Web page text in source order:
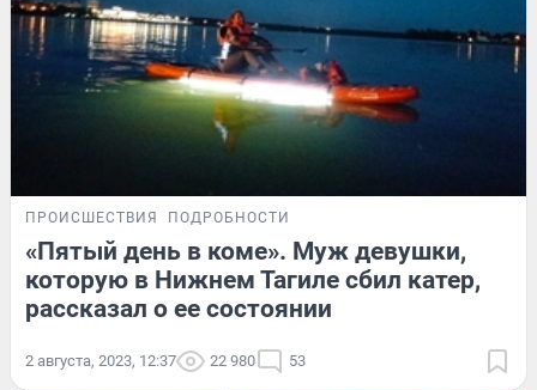
ПРОИСШЕСТВИЯ ПОДРОБНОСТИ
«Пятый день в коме». Муж девушки,
которую в Нижнем Тагиле сбил катер,
рассказал о ее состоянии
2 августа, 2023, 12:37 22 980 53